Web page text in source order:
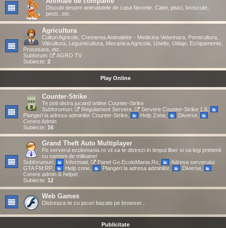
Discutii despre animalutele de casa favorite. Catei, pisici, broscute,
pesti...etc.
Agricultura
Culturi Agricole, Cresterea Animalelor - Medicina Veterinara, Pomicultura,
Viticultura, Legumicultura, Mecanica Agricola, Unelte, Utilaje, Echipamente,
Procesare, etc.
Subforum:
AGRO TV
Subiecte: 2
Play Online
Counter-Strike
Te poti distra jucand online Counter-Strike
Subforumuri:
Regulament Servere, Servere Counter-Strike 1.6,
Plangeri la adresa adminilor Counter-Strike
Help Zone, Diverse,
Cerere Admin
Subiecte: 16
Grand Theft Auto Multiplayer
Pe serverul ecolomania.ro vii sa te distrezi in timpul liber si sa legi prietenii
cu oameni de milioane!
Subforumuri:
Informatii, Panel Go.EcoloMania.Ro,
Adresa serverului
GTA FM:RP
Help zone, Plangeri la adresa adminilor, Diverse,
Cerere admin & helper
Subiecte: 12
Web Games
Distreaza-te cu jocuri bazate pe browser...
Publicitate